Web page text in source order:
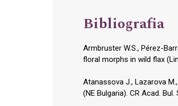
Bibliografia
Armbruster W.S., Pérez-
floral morphs in wild flax
Atanassova J., Lazarova
(NE Bulgaria). CR Acad.